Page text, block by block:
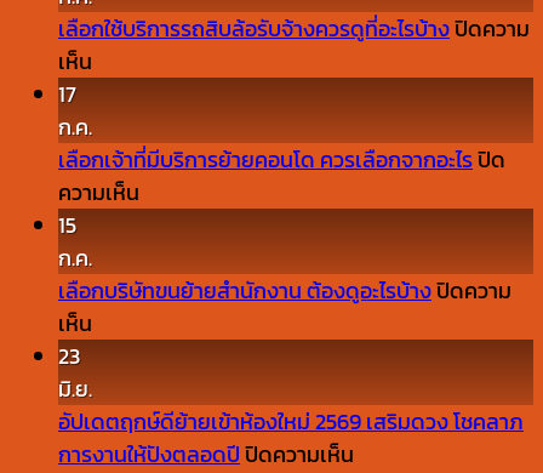
เอง
กระบะ
บ้าน
ไง
เลือกใช้บริการรถสิบล้อรับจ้างควรดูที่อะไรบ้างปิดความ
เห็น
ใช้
บริการ
รถ
ล้อ
รับจ้าง
ที่
อะไร
บ้าง
17
ก.ค.
เลือกเจ้าที่มีบริการย้ายคอนโด ควรเลือกจากอะไรปิด
ความเห็น
ที่
คอน
โด
15
ก.ค.
เลือกบริษัทขนย้ายสำนักงาน ต้องดูอะไรบ้างปิดความ
เห็น
บริษัท
ขน
ย้าย
23
มิ.ย.
อัปเดตฤกษ์ดีย้ายเข้าห้องใหม่ 2569 เสริมดวง โชคลาภ
การงานให้ปังตลอดปีปิดความเห็น